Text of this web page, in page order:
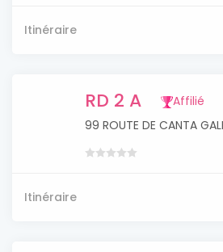
Itinéraire
RD 2 A
Affilié
99 ROUTE DE CANTA
Itinéraire